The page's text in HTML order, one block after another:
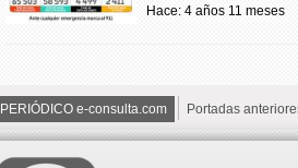
Hace: 4 años 11 meses
PERIÓDICO e-consulta.com Portadas